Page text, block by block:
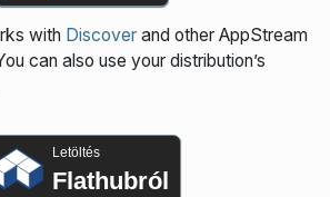
with Discoverand other AppStream
can also use your distribution’s
Letöltés
Flathubról